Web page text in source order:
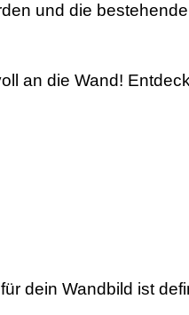
und die bestehende
an die Wand!
dein Wandbild ist